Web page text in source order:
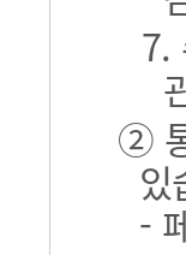
7.
②
있
-